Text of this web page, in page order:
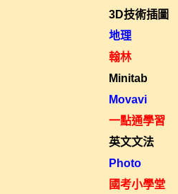
3D技術插圖
地理
翰林
Minitab
Movavi
一點通學習
英文文法
Photo
國考小學堂